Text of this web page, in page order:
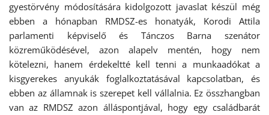
gyestörvény módosítására kidolgozott javaslat készül még
ebben a hónapban RMDSZ-es honatyák, Korodi Attila
parlamenti képviselő és Tánczos Barna szenátor
közreműködésével, azon alapelv mentén, hogy nem
kötelezni, hanem érdekeltté kell tenni a munkaadókat a
kisgyerekes anyukák foglalkoztatásával kapcsolatban, és
ebben az államnak is szerepet kell vállalnia. Ez összhangban
van az RMDSZ azon álláspontjával, hogy egy családbarát